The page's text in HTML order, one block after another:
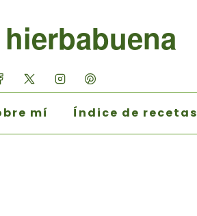
mí Índice de recetas